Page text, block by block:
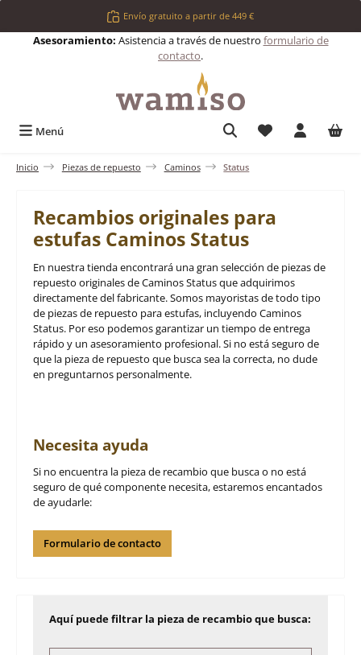
Saltar al contenido principalEnvío gratuito a partir de 449 €
Asesoramiento: Asistencia a través de nuestro formulario de
contacto.
Menú Tienes 0
Inicio Piezas de repuesto Caminos Status
Recambios originales para
estufas Caminos Status
En nuestra tienda encontrará una gran selección de piezas de
repuesto originales de Caminos Status que adquirimos
directamente del fabricante. Somos mayoristas de todo tipo
de piezas de repuesto para estufas, incluyendo Caminos
Status. Por eso podemos garantizar un tiempo de entrega
rápido y un asesoramiento profesional. Si no está seguro de
que la pieza de repuesto que busca sea la correcta, no dude
en preguntarnos personalmente.
Necesita ayuda
Si no encuentra la pieza de recambio que busca o no está
seguro de qué componente necesita, estaremos encantados
de ayudarle:
Formulario de contacto
Aquí puede filtrar la pieza de recambio que busca: